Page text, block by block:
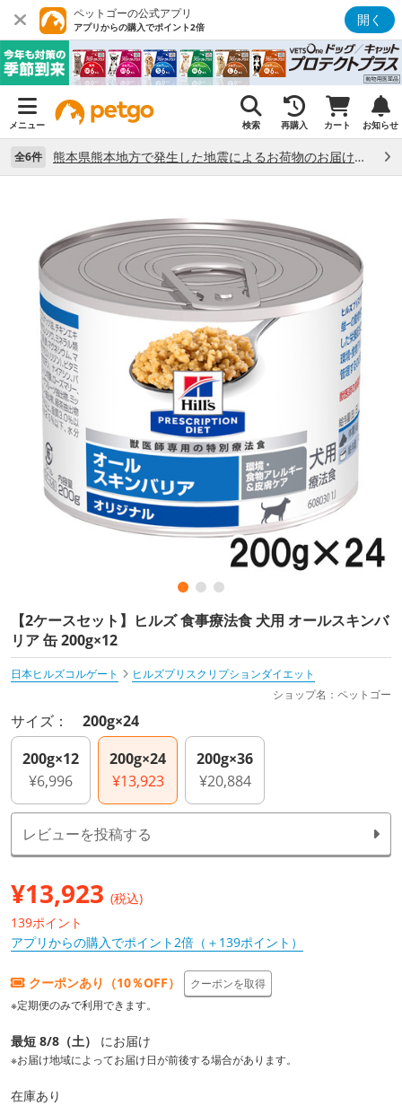
ペットゴーの公式アプリ
アプリからの購入でポイント2倍 開く
メニュー 検索 再購入 カート お知らせ
全6件 熊本県熊本地方で発生した地震によるお荷物のお届け状況について （7/28）
【2ケースセット】ヒルズ 食事療法食 犬用 オールスキンバ
リア 缶 200g×12
日本ヒルズコルゲート
ヒルズプリスクリプションダイエット
ショップ名：ペットゴー
サイズ： 200g×24
200g×12
¥6,996
200g×24
¥13,923
200g×36
¥20,884
レビューを投稿する
¥13,923 (税込)
139ポイント
アプリからの購入でポイント2倍（＋139ポイント）
クーポンあり（10％OFF）
クーポンを取得
※定期便のみで利用できます。
最短 8/8（土） にお届け
※お届け地域によってお届け日が前後する場合があります。
在庫あり